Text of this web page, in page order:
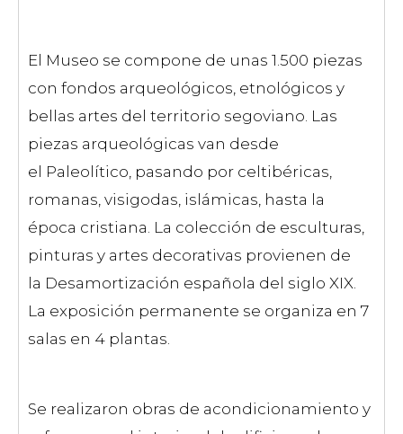
El Museo se compone de unas 1.500 piezas
con fondos arqueológicos, etnológicos y
bellas artes del territorio segoviano. Las
piezas arqueológicas van desde
el Paleolítico, pasando por celtibéricas,
romanas, visigodas, islámicas, hasta la
época cristiana. La colección de esculturas,
pinturas y artes decorativas provienen de
la Desamortización española del siglo XIX.
La exposición permanente se organiza en 7
salas en 4 plantas.
Se realizaron obras de acondicionamiento y